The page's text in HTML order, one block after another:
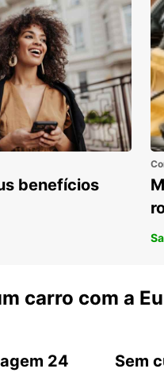
benefícios
carro com a
24
Sem